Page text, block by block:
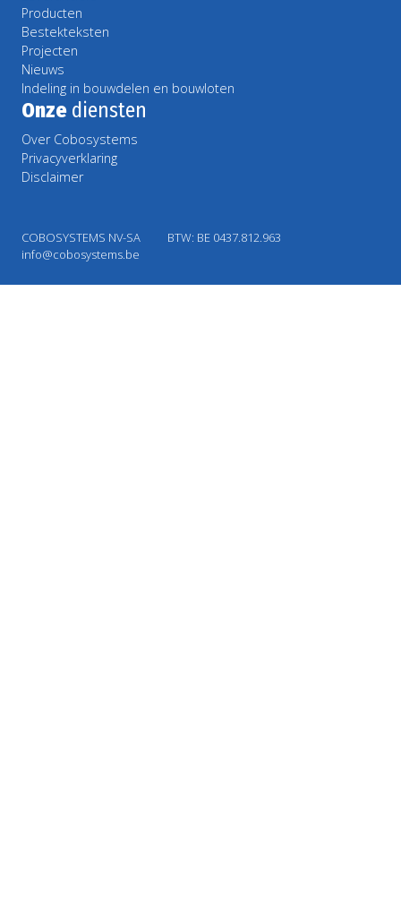
Producten
Bestekteksten
Projecten
Nieuws
Indeling in bouwdelen en bouwloten
Onze diensten
Over Cobosystems
Privacyverklaring
Disclaimer
COBOSYSTEMS NV-SA
BTW: BE 0437.812.963
info@cobosystems.be